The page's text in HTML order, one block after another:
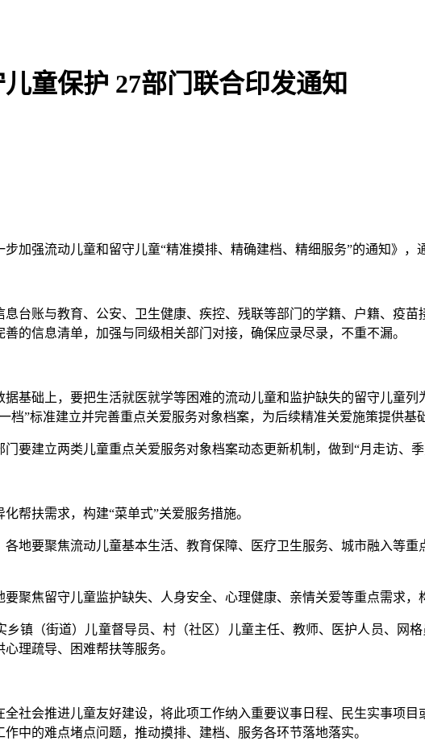
童保护 27部门联合印发通知
强流动儿童和留守儿童“精准摸排、精确建档、精细服务”的通知》，
账与教育、公安、卫生健康、疾控、残联等部门的学籍、户籍、疫苗
的信息清单，加强与同级相关部门对接，确保应录尽录，不重不漏。
础上，要把生活就医就学等困难的流动儿童和监护缺失的留守儿童列
档”标准建立并完善重点关爱服务对象档案，为后续精准关爱施策提供基
建立两类儿童重点关爱服务对象档案动态更新机制，做到“月走访、季
扶需求，构建“菜单式”关爱服务措施。
要聚焦流动儿童基本生活、教育保障、医疗卫生服务、城市融入等重
焦留守儿童监护缺失、人身安全、心理健康、亲情关爱等重点需求，
（街道）儿童督导员、村（社区）儿童主任、教师、医护人员、网格
理疏导、困难帮扶等服务。
会推进儿童友好建设，将此项工作纳入重要议事日程、民生实事项目
中的难点堵点问题，推动摸排、建档、服务各环节落地落实。